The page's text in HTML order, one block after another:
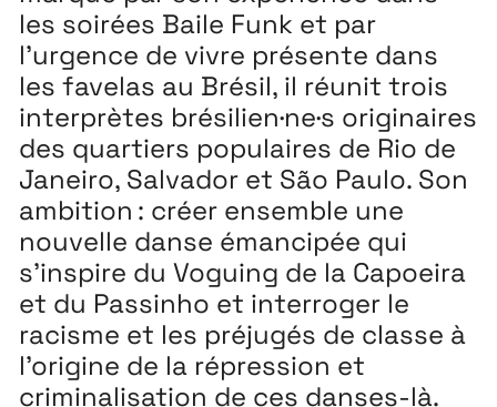
3 ↘ 29 NOVEMBRE
Festival26
11 MAI ↘ 13 JUIN
les soirées Baile Funk et par
l’urgence de vivre présente dans
les favelas au Brésil, il réunit trois
interprètes brésilien·ne·s originaires
des quartiers populaires de Rio de
Janeiro, Salvador et São Paulo. Son
ambition : créer ensemble une
nouvelle danse émancipée qui
s’inspire du Voguing de la Capoeira
et du Passinho et interroger le
racisme et les préjugés de classe à
l’origine de la répression et
criminalisation de ces danses-là.